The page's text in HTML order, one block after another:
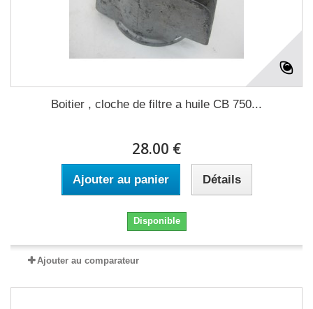
Boitier , cloche de filtre a huile CB 750...
28.00 €
Ajouter au panier Détails
Disponible
Ajouter au comparateur